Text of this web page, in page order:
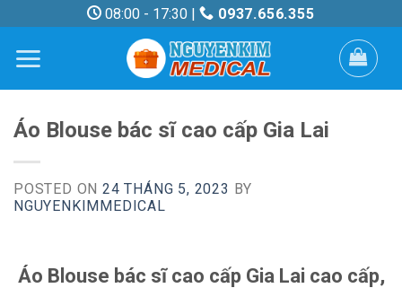
content
08:00 - 17:30 | 0937.656.355
Áo Blouse bác sĩ cao cấp Gia Lai
POSTED ON24 THÁNG 5, 2023 BY
NGUYENKIMMEDICAL
Áo Blouse bác sĩ cao cấp Gia Lai cao cấp,